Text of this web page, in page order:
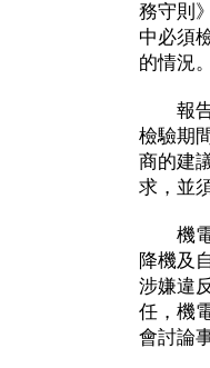
務守則
中必須
的情況。
報告
檢驗期
商的建
求，並
機電
降機及
涉嫌違
任，機
會討論